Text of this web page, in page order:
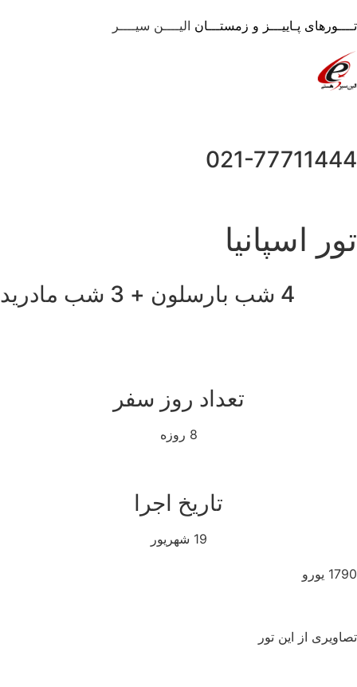
پـاییـــز و زمستـــانالیــــن سیــــر
021-
اسپانیا
4 شب بارسلون + 3 شب مادرید
تعداد روز سفر
تاریخ اجرا
19 شهریور
یورو
از این تور